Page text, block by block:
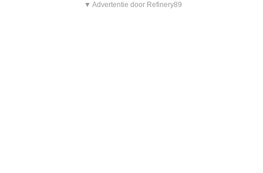
▼ Advertentie door Refinery89